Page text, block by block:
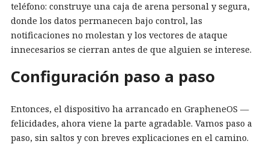
teléfono: construye una caja de arena personal y segura,
donde los datos permanecen bajo control, las
notificaciones no molestan y los vectores de ataque
innecesarios se cierran antes de que alguien se interese.
Configuración paso a paso
Entonces, el dispositivo ha arrancado en GrapheneOS —
felicidades, ahora viene la parte agradable. Vamos paso a
paso, sin saltos y con breves explicaciones en el camino.